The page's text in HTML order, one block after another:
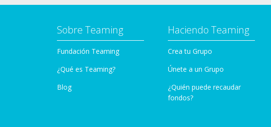
Sobre Teaming
Fundación Teaming
¿Qué es Teaming?
Blog
Haciendo Teaming
Crea tu Grupo
Únete a un Grupo
¿Quién puede recaudar
fondos?